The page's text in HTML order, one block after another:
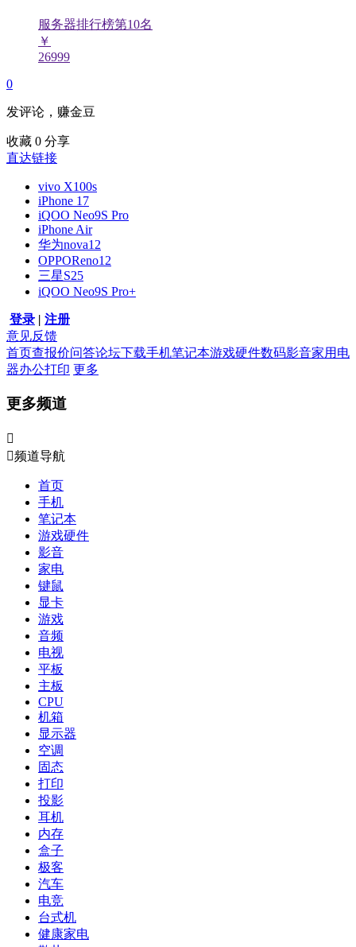
服务器排行榜第10名
￥
26999
0
发评论，赚金豆
收藏 0 分享
直达链接
vivo X100s
iPhone 17
iQOO Neo9S Pro
iPhone Air
华为nova12
OPPOReno12
三星S25
iQOO Neo9S Pro+
登录 | 注册
意见反馈
首页查报价问答论坛下载手机笔记本游戏硬件数码影音家用电
器办公打印 更多
更多频道

频道导航
首页
手机
笔记本
游戏硬件
影音
家电
键鼠
显卡
游戏
音频
电视
平板
主板
CPU
机箱
显示器
空调
固态
打印
投影
耳机
内存
盒子
极客
汽车
电竞
台式机
健康家电